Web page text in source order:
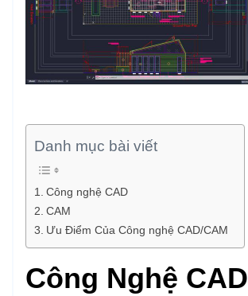
Danh mục bài viết
Công nghệ CAD
CAM
Ưu Điểm Của Công nghệ CAD/CAM
Công Nghệ CAD